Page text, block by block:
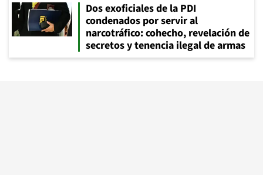
Dos exoficiales de la PDI
condenados por servir al
narcotráfico: cohecho, revelación de
secretos y tenencia ilegal de armas